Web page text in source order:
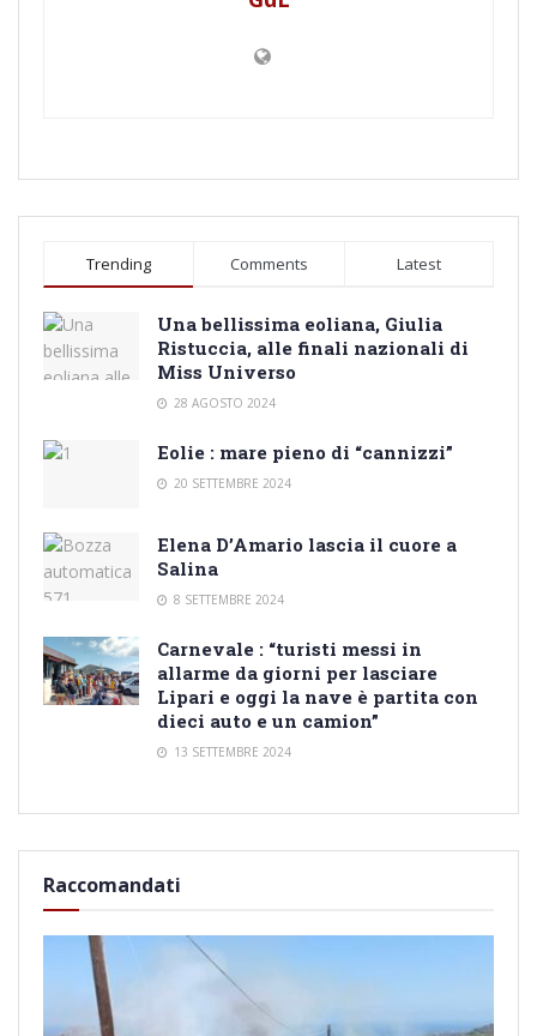
Trending Comments Latest
Una bellissima eoliana, Giulia
Ristuccia, alle finali nazionali di
Miss Universo
28 AGOSTO 2024
Eolie : mare pieno di “cannizzi”
20 SETTEMBRE 2024
Elena D’Amario lascia il cuore a
Salina
8 SETTEMBRE 2024
Carnevale : “turisti messi in
allarme da giorni per lasciare
Lipari e oggi la nave è partita con
dieci auto e un camion”
13 SETTEMBRE 2024
Raccomandati